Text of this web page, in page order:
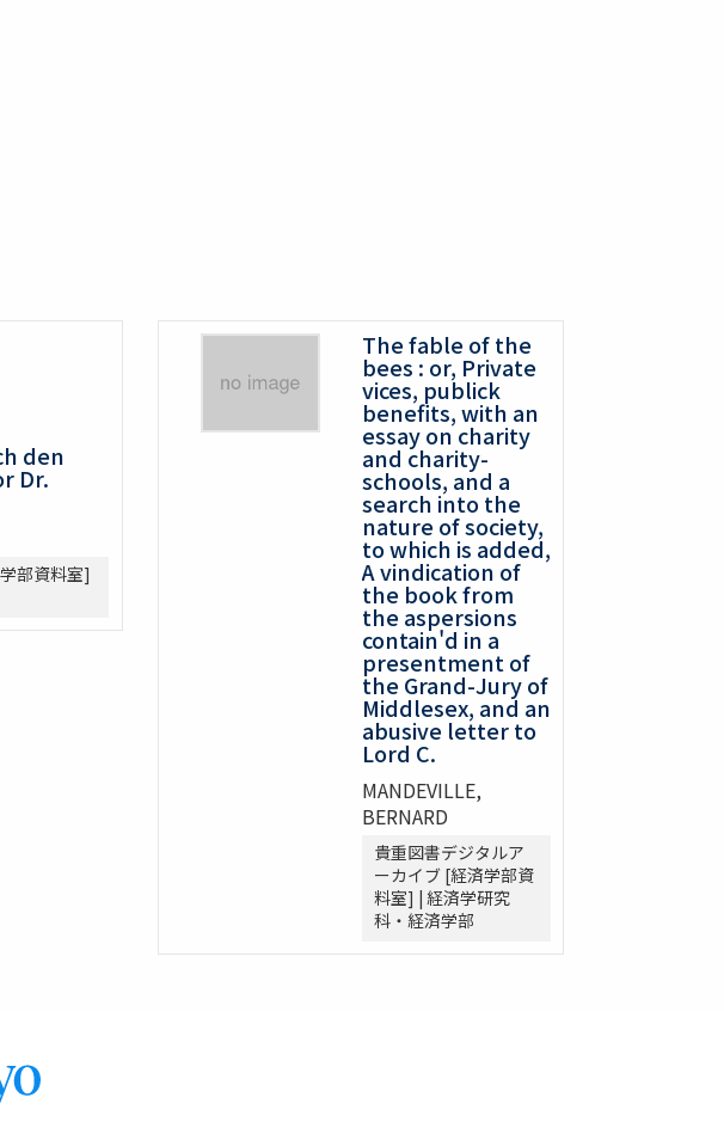
den
Dr.
部資料室]
The fable of the
bees : or, Private
vices, publick
benefits, with an
essay on charity
and charity-
schools, and a
search into the
nature of society,
to which is added,
A vindication of
the book from
the aspersions
contain'd in a
presentment of
the Grand-Jury of
Middlesex, and an
abusive letter to
Lord C.
MANDEVILLE,
BERNARD
貴重図書デジタルア
ーカイブ [経済学部資
料室] | 経済学研究
科・経済学部